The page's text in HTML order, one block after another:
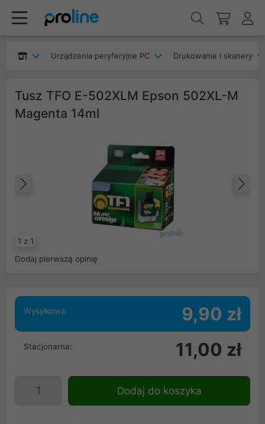
Urządzenia peryferyjne PC Drukowanie i skanery
Tusz TFO E-502XLM Epson 502XL-M
Magenta 14ml
1 z 1
Poprzedni
Dodaj pierwszą opinię
Wysyłkowa: 9,90 zł
Stacjonarna: 11,00 zł
Dodaj do koszyka